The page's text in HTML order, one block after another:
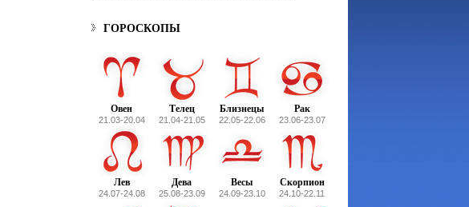
ГОРОСКОПЫ
Овен
21.03-20.04
Телец
21.04-21.05
Близнецы
22.05-22.06
Рак
23.06-23.07
Лев
24.07-24.08
Дева
25.08-23.09
Весы
24.09-23.10
Скорпион
24.10-22.11